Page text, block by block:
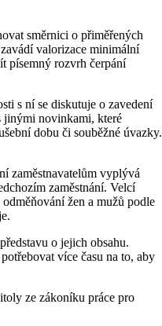
směrnici o přiměřených
valorizace minimální
písemný rozvrh čerpání
s ní se diskutuje o zavedení
jinými novinkami, které
dobu či souběžné úvazky.
zaměstnavatelům vyplývá
zaměstnání. Velcí
žen a mužů podle
o jejich obsahu.
více času na to, aby
ze zákoníku práce pro